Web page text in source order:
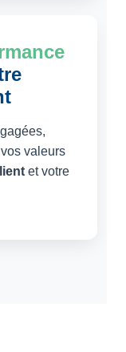
valeurs
et votre